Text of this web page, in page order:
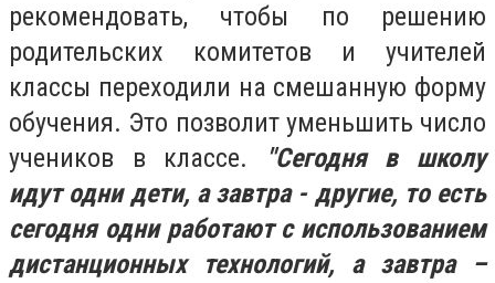
рекомендовать, чтобы по решению
родительских комитетов и учителей
классы переходили на смешанную форму
обучения. Это позволит уменьшить число
учеников в классе.
"Сегодня в школу
идут одни дети, а завтра - другие, то есть
сегодня одни работают с использованием
дистанционных технологий, а завтра –